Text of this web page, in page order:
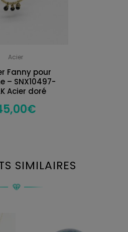
Acier
Fanny pour
– SNX10497-
Acier doré
€
SIMILAIRES